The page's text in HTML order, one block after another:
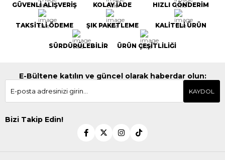
GÜVENLİ ALIŞVERİŞ KOLAY İADE HIZLI GÖNDERİM
TAKSİTLİ ÖDEME ŞIK PAKETLEME KALİTELİ ÜRÜN
SÜRDÜRÜLEBİLİR ÜRÜN ÇEŞİTLİLİĞİ
E-Bültene katılın ve güncel olarak haberdar olun:
KAYDOL
Bizi Takip Edin!